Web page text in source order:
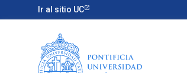
Ir al sitio UC